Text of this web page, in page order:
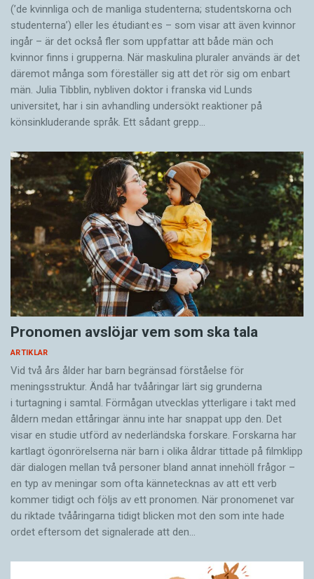
(’de kvinnliga och de manliga studenterna; studentskorna och
studenterna’) eller les étudiant·es – som visar att även kvinnor
ingår – är det också fler som uppfattar att både män och
kvinnor finns i grupperna. När maskulina pluraler används är det
där­emot många som föreställer sig att det rör sig om enbart
män. Julia Tibblin, nybliven doktor i franska vid Lunds
universitet, har i sin avhandling undersökt reaktioner på
könsinkluderande språk. Ett sådant grepp…
Pronomen avslöjar vem som ska tala
ARTIKLAR
Vid två års ålder har barn begränsad förståelse för
meningsstruktur. Ändå har tvååringar lärt sig grunderna
i turtagning i samtal. Förmågan utvecklas ytterligare i takt med
åldern medan ettåringar ännu inte har snappat upp den. Det
visar en studie utförd av nederländska forskare. Forskarna har
kartlagt ögonrörelserna när barn i olika åldrar tittade på filmklipp
där dialogen mellan två personer bland annat innehöll frågor –
en typ av meningar som ofta kännetecknas av att ett verb
kommer tidigt och följs av ett pronomen. När pronomenet var
du riktade tvååringarna tidigt blicken mot den som inte hade
ordet eftersom det ­signalerade att den…